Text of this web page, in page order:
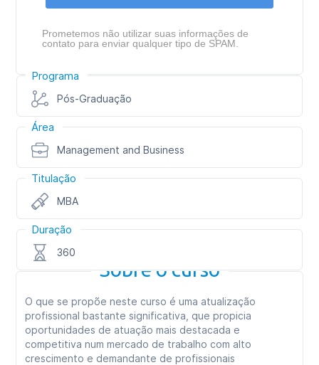
Programa
Pós-Graduação
Área
Management and Business
Titulação
MBA
Duração
360
Sobre o curso
O que se propõe neste curso é uma atualização
profissional bastante significativa, que propicia
oportunidades de atuação mais destacada e
competitiva num mercado de trabalho com alto
crescimento e demandante de profissionais
Prometemos não utilizar suas informações de
contato para enviar qualquer tipo de SPAM.